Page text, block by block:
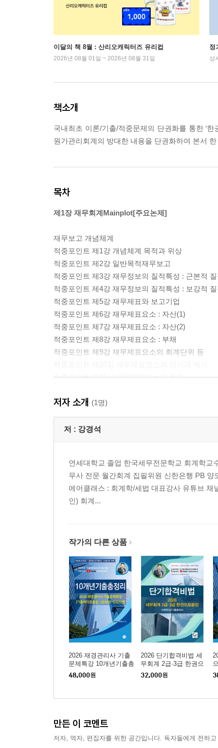
이달의 책 8월 : 산리오캐릭터즈 유리컵
2026년 08월 01일 ~ 2026년 08월 31일
정
상
책소개
국내최초 이론/기출/적중문제의 단권화를 통한 ‘
원가관리회계의 방대한 내용을 단권화하여 본서
목차
제1장 재무회계Mainplot[주요논제]
재무보고 개념체계
적중포인트 제1강 개념체계 목적과 위상
적중포인트 제2강 일반목적재무보고
적중포인트 제3강 재무정보의 질적특성 : 근본적
적중포인트 제4강 재무정보의 질적특성 : 보강적
적중포인트 제5강 재무제표와 보고기업
적중포인트 제6강 재무제표요소 : 자산(1)
적중포인트 제7강 재무제표요소 : 자산(2)
적중포인트 제8강 재무제표요소 : 부채
적중포인트 제9강 재무제표요소의 회계단위 등
적중포인트 제11강 재무제표요소의 측정
적중포인트 제13강 자본과 자본유지개념 사례
재무제표 표시
적중포인트 제16강 재무상태표 표시 : 분류기준
적중포인트 제17강 포괄손익계산서 표시
적중포인트 제18강 자본변동표ㆍ현금흐름표 표시
적중포인트 제19강 Cashflow와 현재가치평가
적중포인트 제20강 [1단계]계약의 식별(1)
적중포인트 제21강 계약의 식별(2
적중포인트 제22강 [2단계]수행의무 식별
적중포인트 제23강 [3단계]거래가격 산정(1)
적중포인트 제24강 거래가격 산정(2)
적중포인트 제25강 [4단계]거래가격 배분
적중포인트 제26강 [5단계]수익인식
적중포인트 제27강 계약원가
적중포인트 제28강 계약의 재무제표 표시
적중포인트 제29강 할부판매의 수익인식
적중포인트 제30강 장기할부판매
적중포인트 제31강 선수금에 포함된 유의적인 금
적중포인트 제34강 재매입약정
적중포인트 제36강 고객충성제도 : 제3자가 보상제
저자 소개 (1명)
저 : 강경석
연세대학교 졸업 한국세무전문학교 회계학교
무사 전문 월간회계 집필위원 신한은행 PB 양
에어클래스 : 회계학/세법 대표강사 유튜브 채
인) 회계...
작가의 다른 상품
2026 재경관리사 기출
문제특강 10개년기출총
정리 (기출싹다모음집:
2016년~2025년)
48,000원
2026 단기합격비법 세
무회계 2급·3급 한권으
로끝장(이론완성/기출
총정리)
32,000원
만든 이 코멘트
저자, 역자, 편집자를 위한 공간입니다. 독자들에게 전하